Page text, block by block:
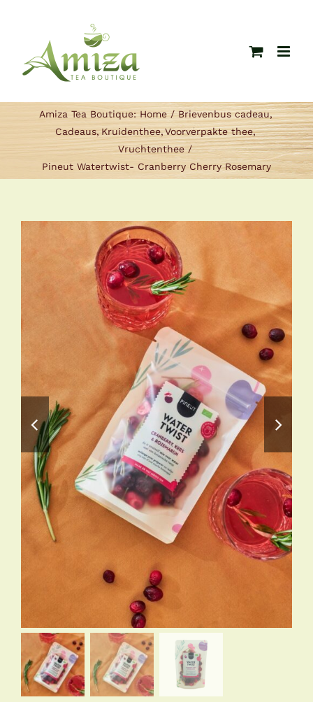
Amiza Tea Boutique: Home
Brievenbus cadeau
Cadeaus Kruidenthee Voorverpakte thee
Vruchtenthee
Pineut Watertwist- Cranberry Cherry Rosemary